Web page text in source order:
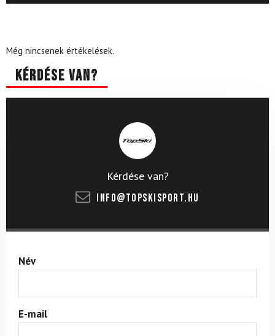
Még nincsenek értékelések.
Kérdése van?
Kérdése van?
info@topskisport.hu
Név
E-mail